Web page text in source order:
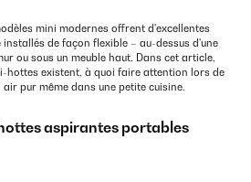
mini modernes offrent d'excellentes
de façon flexible – au-dessus d'une
ou sous un meuble haut. Dans cet article,
hottes existent, à quoi faire attention lors de
pur même dans une petite cuisine.
aspirantes portables